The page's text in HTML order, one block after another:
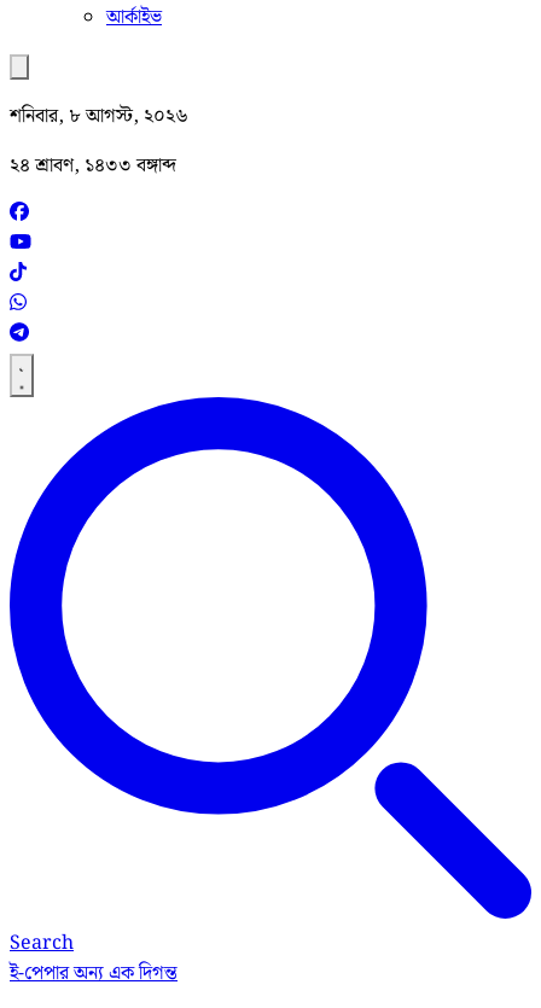
আর্কাইভ
শনিবার, ৮ আগস্ট, ২০২৬
২৪ শ্রাবণ, ১৪৩৩ বঙ্গাব্দ
Search
ই-পেপারঅন্য এক দিগন্ত